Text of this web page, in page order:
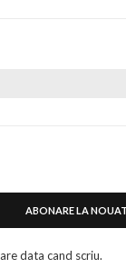
ABONARE LA
data cand scriu.